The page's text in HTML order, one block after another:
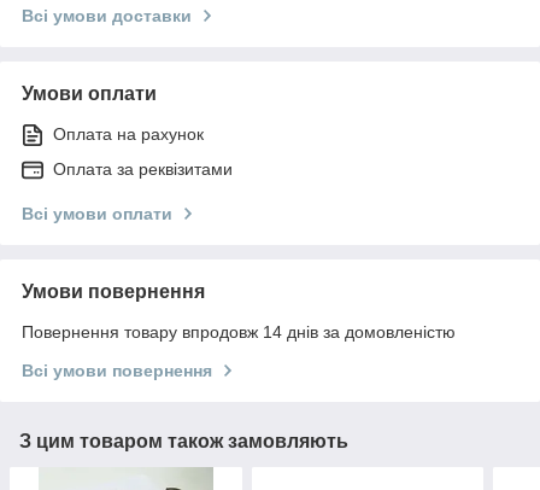
Всі умови доставки
Умови оплати
Оплата на рахунок
Оплата за реквізитами
Всі умови оплати
Умови повернення
Повернення товару впродовж 14 днів за домовленістю
Всі умови повернення
З цим товаром також замовляють